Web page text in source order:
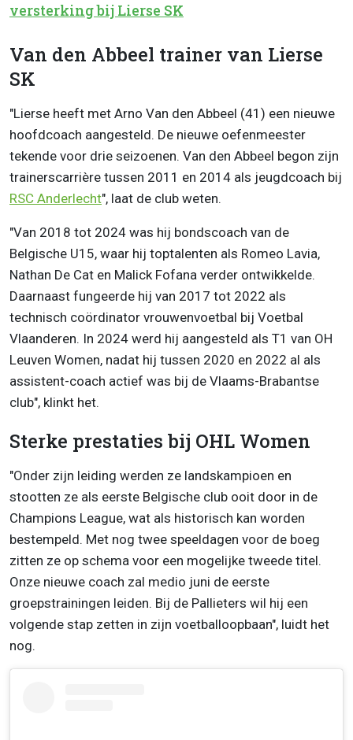
versterking bij Lierse SK
Van den Abbeel trainer van Lierse
SK
"Lierse heeft met Arno Van den Abbeel (41) een nieuwe
hoofdcoach aangesteld. De nieuwe oefenmeester
tekende voor drie seizoenen. Van den Abbeel begon zijn
trainerscarrière tussen 2011 en 2014 als jeugdcoach bij
RSC Anderlecht", laat de club weten.
"Van 2018 tot 2024 was hij bondscoach van de
Belgische U15, waar hij toptalenten als Romeo Lavia,
Nathan De Cat en Malick Fofana verder ontwikkelde.
Daarnaast fungeerde hij van 2017 tot 2022 als
technisch coördinator vrouwenvoetbal bij Voetbal
Vlaanderen. In 2024 werd hij aangesteld als T1 van OH
Leuven Women, nadat hij tussen 2020 en 2022 al als
assistent-coach actief was bij de Vlaams-Brabantse
club", klinkt het.
Sterke prestaties bij OHL Women
"Onder zijn leiding werden ze landskampioen en
stootten ze als eerste Belgische club ooit door in de
Champions League, wat als historisch kan worden
bestempeld. Met nog twee speeldagen voor de boeg
zitten ze op schema voor een mogelijke tweede titel.
Onze nieuwe coach zal medio juni de eerste
groepstrainingen leiden. Bij de Pallieters wil hij een
volgende stap zetten in zijn voetballoopbaan", luidt het
nog.